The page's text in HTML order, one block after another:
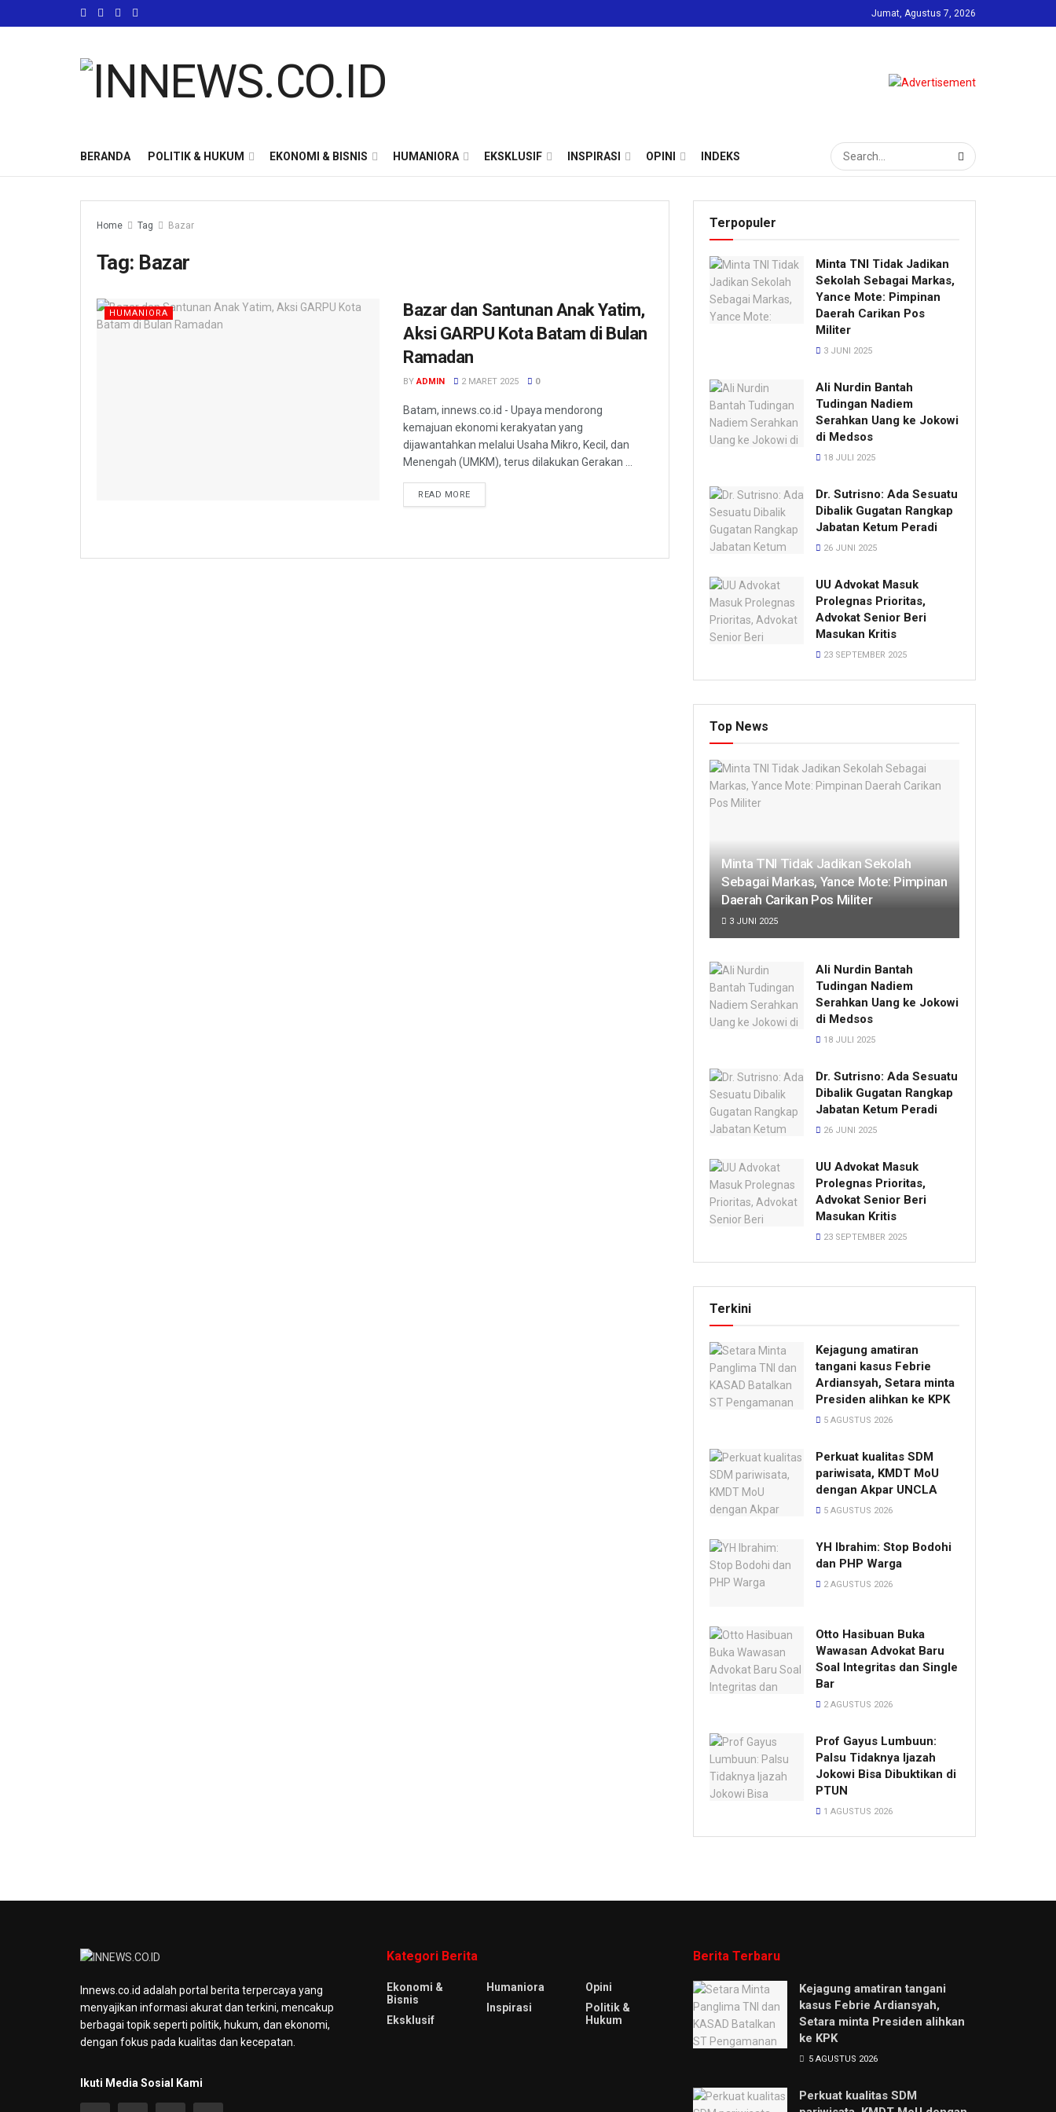
Jumat, Agustus 7, 2026
BERANDA POLITIK & HUKUM EKONOMI & BISNIS HUMANIORA EKSKLUSIF INSPIRASI OPINI INDEKS
Home Tag Bazar
Tag: Bazar
HUMANIORA
Bazar dan Santunan Anak Yatim,
Aksi GARPU Kota Batam di Bulan
Ramadan
BY ADMIN 2 MARET 2025 0
Batam, innews.co.id - Upaya mendorong
kemajuan ekonomi kerakyatan yang
dijawantahkan melalui Usaha Mikro, Kecil, dan
Menengah (UMKM), terus dilakukan Gerakan ...
READ MORE
Terpopuler
Minta TNI Tidak Jadikan
Sekolah Sebagai Markas,
Yance Mote: Pimpinan
Daerah Carikan Pos
Militer
3 JUNI 2025
Ali Nurdin Bantah
Tudingan Nadiem
Serahkan Uang ke Jokowi
di Medsos
18 JULI 2025
Dr. Sutrisno: Ada Sesuatu
Dibalik Gugatan Rangkap
Jabatan Ketum Peradi
26 JUNI 2025
UU Advokat Masuk
Prolegnas Prioritas,
Advokat Senior Beri
Masukan Kritis
23 SEPTEMBER 2025
Top News
Minta TNI Tidak Jadikan Sekolah
Sebagai Markas, Yance Mote: Pimpinan
Daerah Carikan Pos Militer
3 JUNI 2025
Ali Nurdin Bantah
Tudingan Nadiem
Serahkan Uang ke Jokowi
di Medsos
18 JULI 2025
Dr. Sutrisno: Ada Sesuatu
Dibalik Gugatan Rangkap
Jabatan Ketum Peradi
26 JUNI 2025
UU Advokat Masuk
Prolegnas Prioritas,
Advokat Senior Beri
Masukan Kritis
23 SEPTEMBER 2025
Terkini
Kejagung amatiran
tangani kasus Febrie
Ardiansyah, Setara minta
Presiden alihkan ke KPK
5 AGUSTUS 2026
Perkuat kualitas SDM
pariwisata, KMDT MoU
dengan Akpar UNCLA
5 AGUSTUS 2026
YH Ibrahim: Stop Bodohi
dan PHP Warga
2 AGUSTUS 2026
Otto Hasibuan Buka
Wawasan Advokat Baru
Soal Integritas dan Single
Bar
2 AGUSTUS 2026
Prof Gayus Lumbuun:
Palsu Tidaknya Ijazah
Jokowi Bisa Dibuktikan di
PTUN
1 AGUSTUS 2026
Innews.co.id adalah portal berita terpercaya yang
menyajikan informasi akurat dan terkini, mencakup
berbagai topik seperti politik, hukum, dan ekonomi,
dengan fokus pada kualitas dan kecepatan.
Ikuti Media Sosial Kami
Kategori Berita
Ekonomi &
Bisnis
Eksklusif
Humaniora
Inspirasi
Opini
Politik &
Hukum
Berita Terbaru
Kejagung amatiran tangani
kasus Febrie Ardiansyah,
Setara minta Presiden alihkan
ke KPK
5 AGUSTUS 2026
Perkuat kualitas SDM